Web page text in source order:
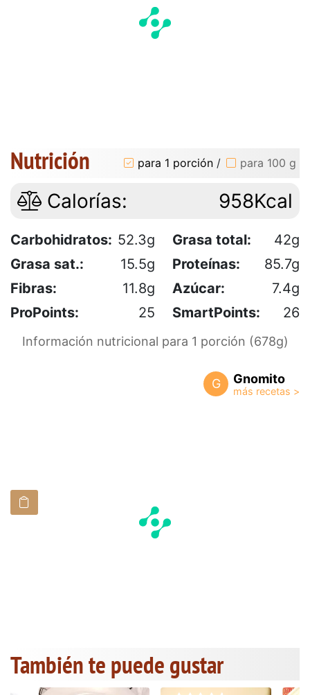
Nutrición para 1 porción / para 100 g
Calorías: 958Kcal
Carbohidratos: 52.3g Grasa total:
42g
Grasa sat.:
15.5g Proteínas:
85.7g
Fibras:
11.8g Azúcar:
7.4g
ProPoints:
25 SmartPoints: 26
Información nutricional para 1 porción (678g)
G Gnomito
También te puede gustar